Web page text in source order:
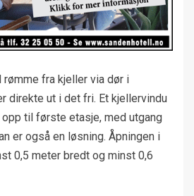
rømme fra kjeller via dør i
direkte ut i det fri. Et kjellervindu
til første etasje, med utgang
er også en løsning. Åpningen i
0,5 meter bredt og minst 0,6